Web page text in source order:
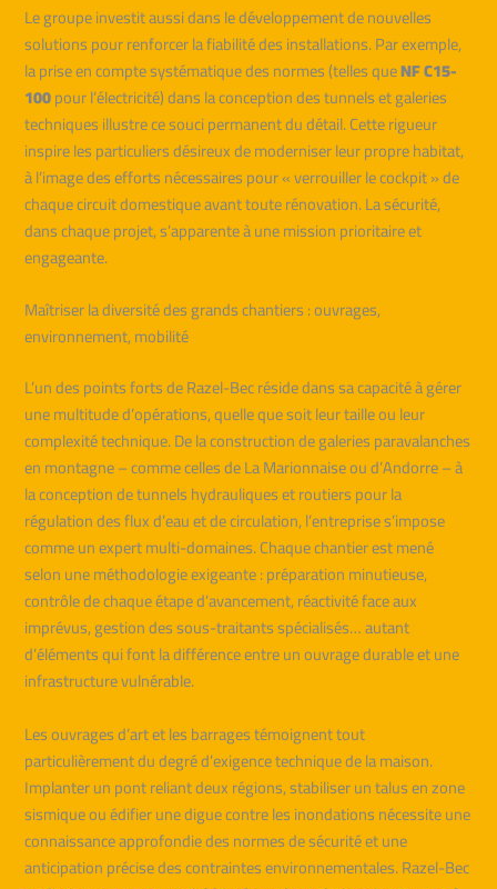
Le groupe investit aussi dans le développement de nouvelles
solutions pour renforcer la fiabilité des installations. Par exemple,
la prise en compte systématique des normes (telles queNF C15-
100pour l’électricité) dans la conception des tunnels et galeries
techniques illustre ce souci permanent du détail. Cette rigueur
inspire les particuliers désireux de moderniser leur propre habitat,
à l’image des efforts nécessaires pour « verrouiller le cockpit » de
chaque circuit domestique avant toute rénovation. La sécurité,
dans chaque projet, s’apparente à une mission prioritaire et
engageante.
Maîtriser la diversité des grands chantiers : ouvrages,
environnement, mobilité
L’un des points forts de Razel-Bec réside dans sa capacité à gérer
une multitude d’opérations, quelle que soit leur taille ou leur
complexité technique. De la construction de galeries paravalanches
en montagne – comme celles de La Marionnaise ou d’Andorre – à
la conception de tunnels hydrauliques et routiers pour la
régulation des flux d’eau et de circulation, l’entreprise s’impose
comme un expert multi-domaines. Chaque chantier est mené
selon une méthodologie exigeante : préparation minutieuse,
contrôle de chaque étape d’avancement, réactivité face aux
imprévus, gestion des sous-traitants spécialisés… autant
d’éléments qui font la différence entre un ouvrage durable et une
infrastructure vulnérable.
Les ouvrages d’art et les barrages témoignent tout
particulièrement du degré d’exigence technique de la maison.
Implanter un pont reliant deux régions, stabiliser un talus en zone
sismique ou édifier une digue contre les inondations nécessite une
connaissance approfondie des normes de sécurité et une
anticipation précise des contraintes environnementales. Razel-Bec